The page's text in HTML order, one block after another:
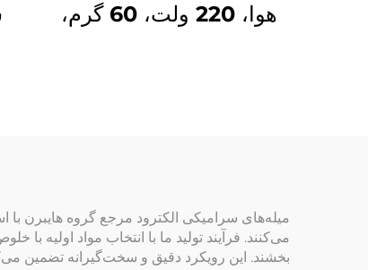
هوا، 220 ولت، 60 گرم،
میله‌های سرامیکی الکترود مرجع گروه هایبرن
می‌کنند. فرآیند تولید ما با انتخاب مواد اولیه
بخشند. این رویکرد دقیق و سخت‌گیرانه تضمین